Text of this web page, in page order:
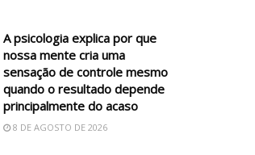
A psicologia explica por que
nossa mente cria uma
sensação de controle mesmo
quando o resultado depende
principalmente do acaso
8 DE AGOSTO DE 2026